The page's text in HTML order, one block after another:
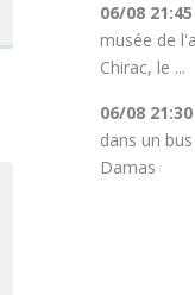
06/08 21:45
musée de
Chirac, le ...
06/08 21:30
dans un
Damas